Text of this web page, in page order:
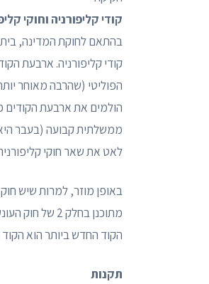
קודי קליפורניה וחוקי
קודי קליפורניה. ארבעת הקודים הראשונים,
הפוליטי (שהרבה מאוחר
ממשלתית קבועה (בעבר
לאט את שאר חוקי קליפורניה. עם השלמת משימה זו בשנת
באופן מוזר, למרות שיש
מתוכנן בחלק 2 של חוק העונשין.
הקוד החדש ביותר הוא הקוד
תקנות